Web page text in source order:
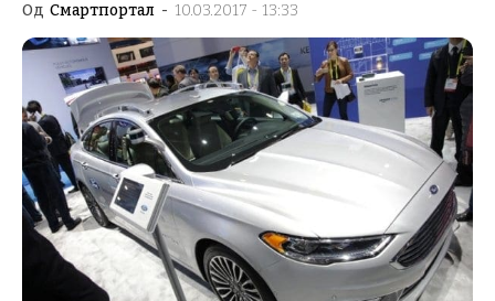
Од Смартпортал - 10.03.2017 - 13:33